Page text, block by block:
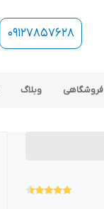
09127857628
وبلاگ